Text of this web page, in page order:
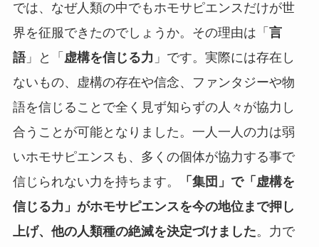
では、なぜ人類の中でもホモサピエンスだけが世
界を征服できたのでしょうか。その理由は「 言
語」と「 虚構を信じる力 」です。実際には存在し
ないもの、虚構の存在や信念、ファンタジーや物
語を信じることで全く見ず知らずの人々が協力し
合うことが可能となりました。一人一人の力は弱
いホモサピエンスも、多くの個体が協力する事で
信じられない力を持ちます。
「集団」で「虚構を
信じる力」がホモサピエンスを今の地位まで押し
上げ、他の人類種の絶滅を決定づけました。力で